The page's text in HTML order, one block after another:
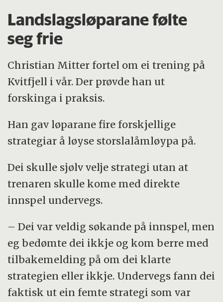
Landslagsløparane følte
seg frie
Christian Mitter fortel om ei trening på
Kvitfjell i vår. Der prøvde han ut
forskinga i praksis.
Han gav løparane fire forskjellige
strategiar å løyse storslalåmløypa på.
Dei skulle sjølv velje strategi utan at
trenaren skulle kome med direkte
innspel undervegs.
– Dei var veldig søkande på innspel, men
eg bedømte dei ikkje og kom berre med
tilbakemelding på om dei klarte
strategien eller ikkje. Undervegs fann dei
faktisk ut ein femte strategi som var